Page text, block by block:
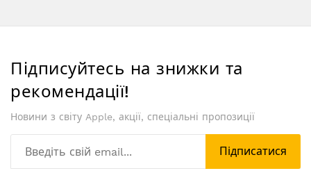
Підписуйтесь на знижки та
рекомендації!
Новини з світу Apple, акції, спеціальні пропозиції
Підписатися